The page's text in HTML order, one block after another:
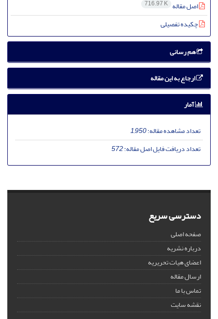
اصل مقاله 716.97 K
چکیده تفصیلی
هم رسانی
ارجاع به این مقاله
آمار
تعداد مشاهده مقاله:1,950
تعداد دریافت فایل اصل مقاله:572
دسترسی سریع
صفحه اصلی
درباره نشریه
اعضای هیات تحریریه
ارسال مقاله
تماس با ما
نقشه سایت